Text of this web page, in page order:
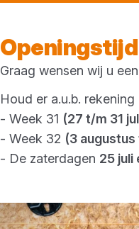
Graag wensen wij u
Houd er a.u.b.
- Week 31 (27 t/m 31
- Week 32 (3
- De zaterdagen 25 juli